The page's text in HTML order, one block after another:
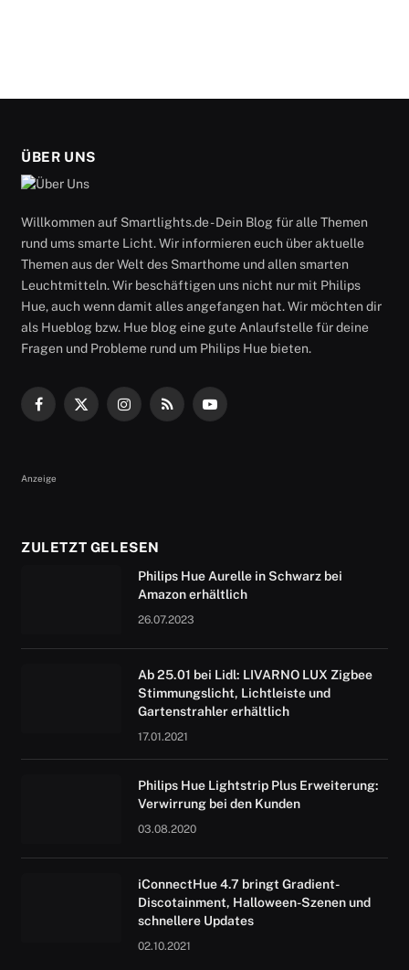
ÜBER UNS
Willkommen auf Smartlights.de - Dein Blog für alle Themen
rund ums smarte Licht. Wir informieren euch über aktuelle
Themen aus der Welt des Smarthome und allen smarten
Leuchtmitteln. Wir beschäftigen uns nicht nur mit Philips
Hue, auch wenn damit alles angefangen hat. Wir möchten dir
als Hueblog bzw. Hue blog eine gute Anlaufstelle für deine
Fragen und Probleme rund um Philips Hue bieten.
Facebook
X
Instagram
RSS YouTube
Anzeige
ZULETZT GELESEN
Philips Hue Aurelle in Schwarz bei
Amazon erhältlich
26.07.2023
Ab 25.01 bei Lidl: LIVARNO LUX Zigbee
Stimmungslicht, Lichtleiste und
Gartenstrahler erhältlich
17.01.2021
Philips Hue Lightstrip Plus Erweiterung:
Verwirrung bei den Kunden
03.08.2020
iConnectHue 4.7 bringt Gradient-
Discotainment, Halloween-Szenen und
schnellere Updates
02.10.2021